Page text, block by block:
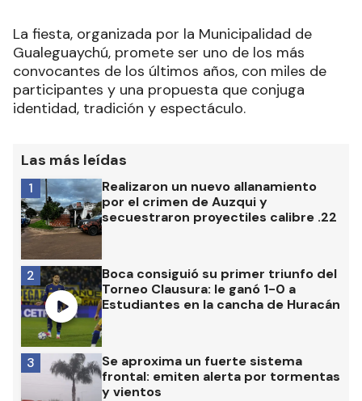
La fiesta, organizada por la Municipalidad de
Gualeguaychú, promete ser uno de los más
convocantes de los últimos años, con miles de
participantes y una propuesta que conjuga
identidad, tradición y espectáculo.
Las más leídas
Realizaron un nuevo allanamiento
por el crimen de Auzqui y
secuestraron proyectiles calibre .22
1
Boca consiguió su primer triunfo del
Torneo Clausura: le ganó 1-0 a
Estudiantes en la cancha de Huracán
2
Se aproxima un fuerte sistema
frontal: emiten alerta por tormentas
y vientos
3